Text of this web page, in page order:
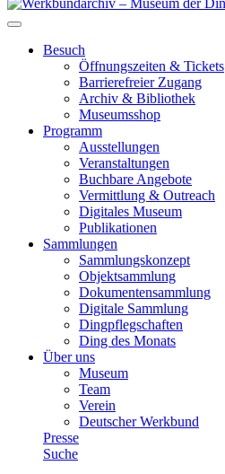
Besuch
Öffnungszeiten & Tickets
Barrierefreier Zugang
Archiv & Bibliothek
Museumsshop
Programm
Ausstellungen
Veranstaltungen
Buchbare Angebote
Vermittlung & Outreach
Digitales Museum
Publikationen
Sammlungen
Sammlungskonzept
Objektsammlung
Dokumentensammlung
Digitale Sammlung
Dingpflegschaften
Ding des Monats
Über uns
Museum
Team
Verein
Deutscher Werkbund
Presse
Suche